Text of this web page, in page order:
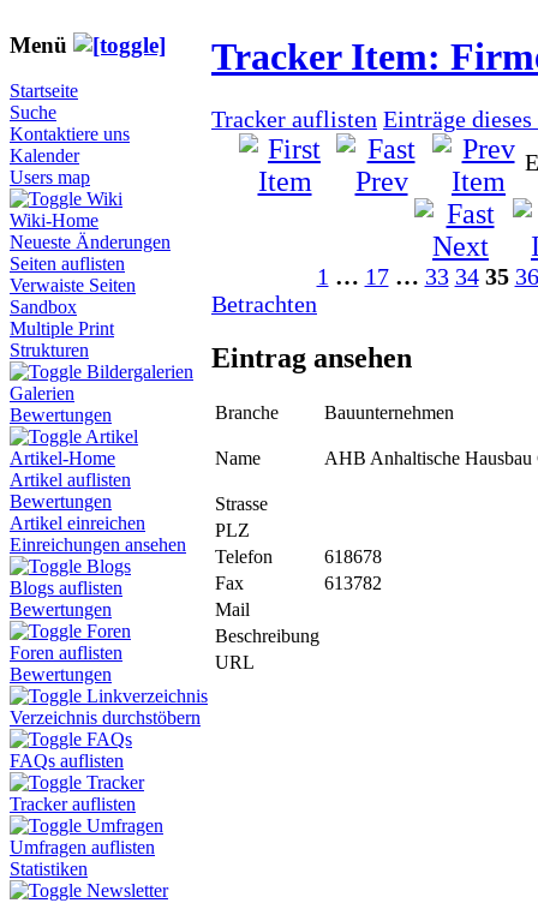
Menü
Startseite
Suche
Kontaktiere uns
Kalender
Users map
Wiki
Wiki-Home
Neueste Änderungen
Seiten auflisten
Verwaiste Seiten
Sandbox
Multiple Print
Strukturen
Bildergalerien
Galerien
Bewertungen
Artikel
Artikel-Home
Artikel auflisten
Bewertungen
Artikel einreichen
Einreichungen ansehen
Blogs
Blogs auflisten
Bewertungen
Foren
Foren auflisten
Bewertungen
Linkverzeichnis
Verzeichnis durchstöbern
FAQs
FAQs auflisten
Tracker
Tracker auflisten
Umfragen
Umfragen auflisten
Statistiken
Newsletter
Tracker Item:
Tracker auflisten Einträge dieses
1 … 17 … 33 34 35 36
Betrachten
Eintrag ansehen
Branche Bauunternehmen
Name AHB Anhaltische Hausbau
Strasse
PLZ
Telefon
618678
Fax
613782
Mail
Beschreibung
URL